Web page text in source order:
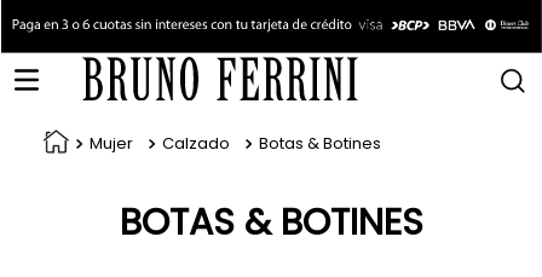
Mujer Calzado Botas & Botines
BOTAS & BOTINES